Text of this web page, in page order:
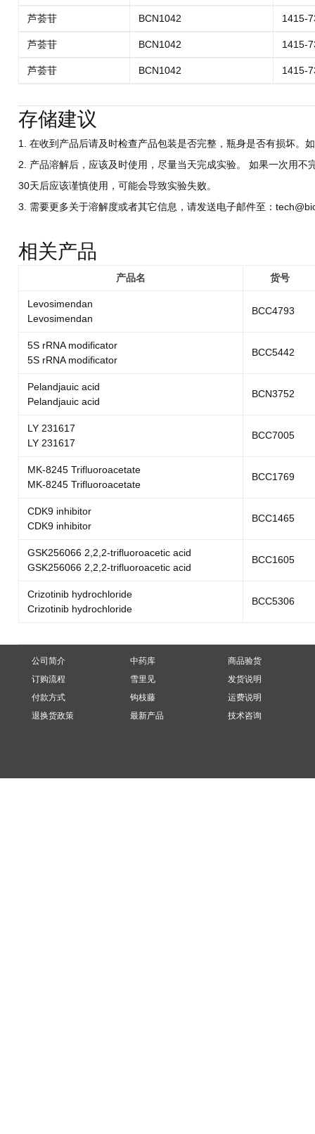
芦荟苷 BCN1042 1415-
芦荟苷 BCN1042 1415-
芦荟苷 BCN1042 1415-
存储建议
1. 在收到产品后请及时检查产品包装是否完整，瓶身是否有损坏。
2. 产品溶解后，应该及时使用，尽量当天完成实验。 如果一次用
30天后应该谨慎使用，可能会导致实验失败。
3. 需要更多关于溶解度或者其它信息，请发送电子邮件至：
相关产品
产品名 货号
Levosimendan
Levosimendan
BCC4793
5S rRNA modificator
5S rRNA modificator
BCC5442
Pelandjauic acid
Pelandjauic acid
BCN3752
LY 231617
LY 231617
BCC7005
MK-8245 Trifluoroacetate
MK-8245 Trifluoroacetate
BCC1769
CDK9 inhibitor
CDK9 inhibitor
BCC1465
GSK256066 2,2,2-trifluoroacetic acid
GSK256066 2,2,2-trifluoroacetic acid
BCC1605
Crizotinib hydrochloride
Crizotinib hydrochloride
BCC5306
公司简介
订购流程
付款方式
退换货政策
中药库
雪里见
钩枝藤
最新产品
商品验货
发货说明
运费说明
技术咨询